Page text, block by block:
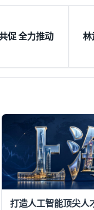
促 全力推动
林
打造人工智能顶尖人